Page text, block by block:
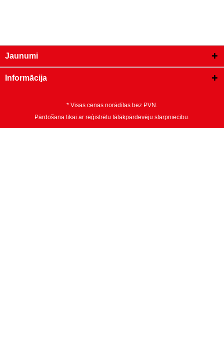
Jaunumi
Informācija
* Visas cenas norādītas bez PVN.
Pārdošana tikai ar reģistrētu tālākpārdevēju starpniecību.